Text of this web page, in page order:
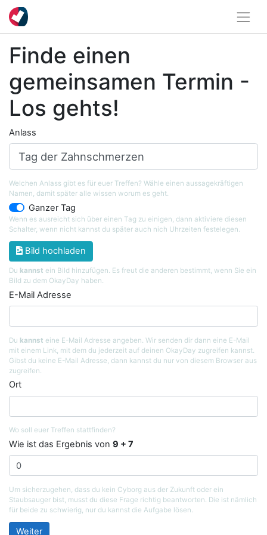
Finde einen
gemeinsamen Termin -
Los gehts!
Anlass
Welchen Anlass gibt es für euer Treffen? Wähle einen aussagekräftigen
Namen, damit später alle wissen worum es geht.
Ganzer Tag
Wenn es ausreicht sich über einen Tag zu einigen, dann aktiviere diesen
Schalter, wenn nicht kannst du später auch nich Uhrzeiten festelegen.
Bild hochladen
Du kannst ein Bild hinzufügen. Es freut die anderen bestimmt, wenn Sie ein
Bild zu dem OkayDay haben.
E-Mail Adresse
Du kannst eine E-Mail Adresse angeben. Wir senden dir dann eine E-Mail
mit einem Link, mit dem du jederzeit auf deinen OkayDay zugreifen kannst.
Gibst du keine E-Mail Adresse, dann kannst du nur von diesem Browser aus
zugreifen.
Ort
Wo soll euer Treffen stattfinden?
Wie ist das Ergebnis von 9 + 7
Um sicherzugehen, dass du kein Cyborg aus der Zukunft oder ein
Staubsauger bist, musst du diese Frage richtig beantworten. Die ist nämlich
für beide zu schwierig, nur du kannst die Aufgabe lösen.
Weiter